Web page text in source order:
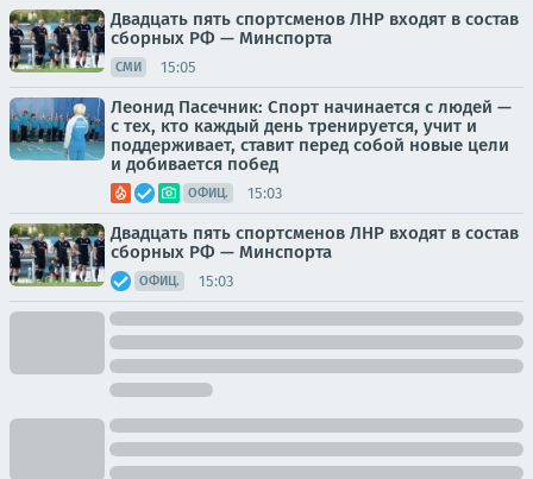
Двадцать пять спортсменов ЛНР входят в состав
сборных РФ — Минспорта
СМИ 15:05
Леонид Пасечник: Спорт начинается с людей —
с тех, кто каждый день тренируется, учит и
поддерживает, ставит перед собой новые цели
и добивается побед
ОФИЦ. 15:03
Двадцать пять спортсменов ЛНР входят в состав
сборных РФ — Минспорта
ОФИЦ. 15:03